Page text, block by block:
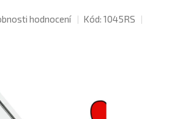
hodnocení Kód: 1045RS